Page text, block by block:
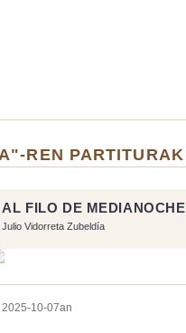
REN PARTITURAK
AL FILO DE MEDIANOCHE
Julio Vidorreta Zubeldía
2025-10-07an